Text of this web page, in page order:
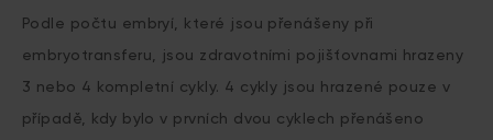
VN
Podle počtu embryí, které jsou přenášeny při
embryotransferu, jsou zdravotními pojišťovnami hrazeny
3 nebo 4 kompletní cykly. 4 cykly jsou hrazené pouze v
případě, kdy bylo v prvních dvou cyklech přenášeno